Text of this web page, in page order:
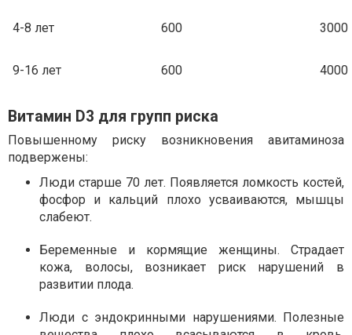
4-8 лет 600 3000
9-16 лет 600 4000
Витамин D3 для групп риска
Повышенному риску возникновения авитаминоза
подвержены:
Люди старше 70 лет. Появляется ломкость костей,
фосфор и кальций плохо усваиваются, мышцы
слабеют.
Беременные и кормящие женщины. Страдает
кожа, волосы, возникает риск нарушений в
развитии плода.
Люди с эндокринными нарушениями. Полезные